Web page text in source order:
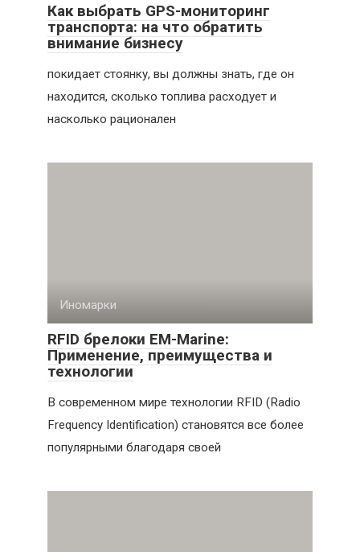
Как выбрать GPS-мониторинг
транспорта: на что обратить
внимание бизнесу
покидает стоянку, вы должны знать, где он
находится, сколько топлива расходует и
насколько рационален
Иномарки
RFID брелоки EM-Marine:
Применение, преимущества и
технологии
В современном мире технологии RFID (Radio
Frequency Identification) становятся все более
популярными благодаря своей